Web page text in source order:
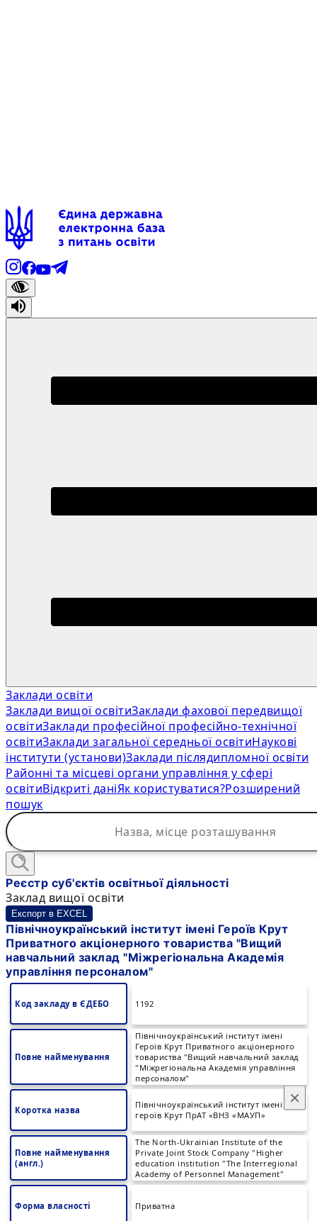
Заклади освіти
Заклади вищої освітиЗаклади фахової передвищої
освітиЗаклади професійної професійно-технічної
освітиЗаклади загальної середньої освітиНаукові
інститути (установи)Заклади післядипломної освіти
Районні та місцеві органи управління у сфері
освітиВідкриті даніЯк користуватися?Розширений
пошук
×
Реєстр суб'єктів освітньої діяльності
Заклад вищої освіти
Експорт в EXCEL
Північноукраїнський інститут імені Героїв Крут
Приватного акціонерного товариства "Вищий
навчальний заклад "Міжрегіональна Академія
управління персоналом"
Код закладу в ЄДЕБО 1192
Повне найменування
Північноукраїнський інститут імені
Героїв Крут Приватного акціонерного
товариства "Вищий навчальний заклад
"Міжрегіональна Академія управління
персоналом"
Коротка назва
Північноукраїнський інститут імені
героїв Крут ПрАТ «ВНЗ «МАУП»
Повне найменування
(англ.)
The North-Ukrainian Institute of the
Private Joint Stock Company "Higher
education institution "The Interregional
Academy of Personnel Management"
Форма власності Приватна